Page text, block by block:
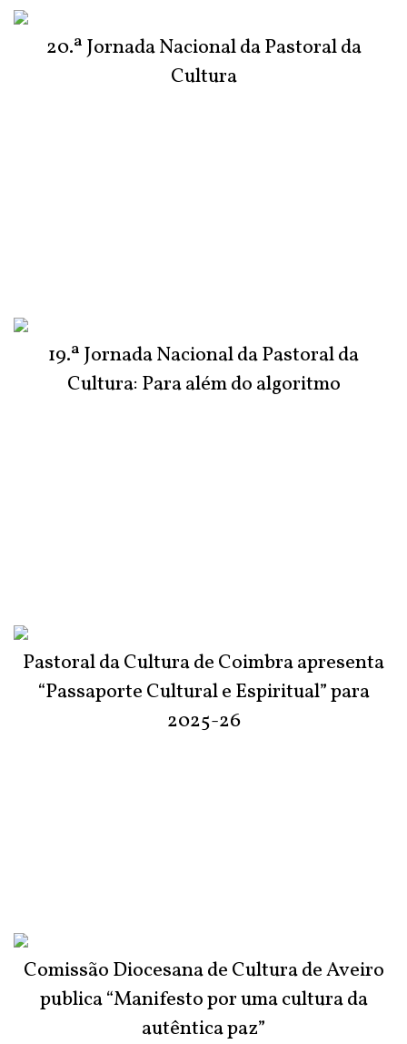
20.ª Jornada Nacional da Pastoral da
Cultura
19.ª Jornada Nacional da Pastoral da
Cultura: Para além do algoritmo
Pastoral da Cultura de Coimbra apresenta
“Passaporte Cultural e Espiritual” para
2025-26
Comissão Diocesana de Cultura de Aveiro
publica “Manifesto por uma cultura da
autêntica paz”